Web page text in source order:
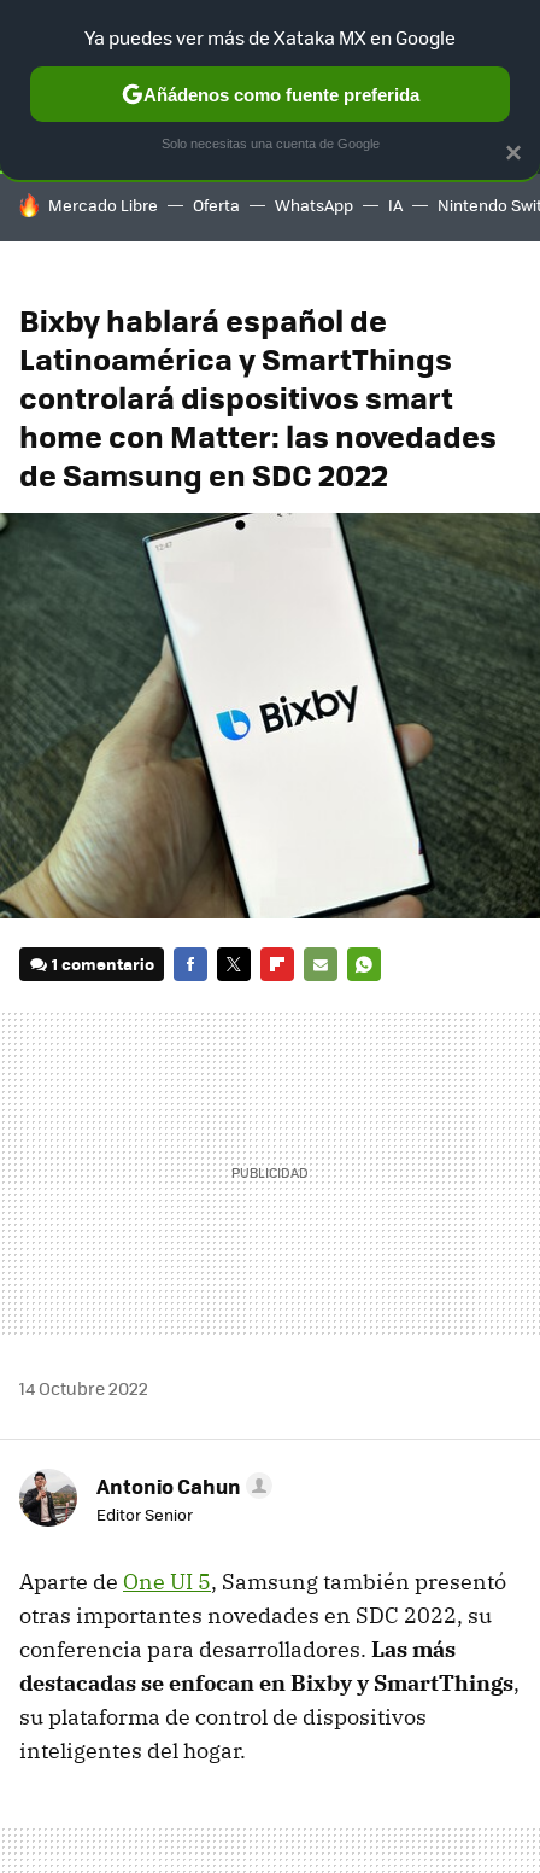
SELECCIÓN GAMING HOME AUTO TERRITORIO
HOY SE HABLA DE
Mercado Libre Oferta WhatsApp IA Nintendo
Bixby hablará español de
Latinoamérica y SmartThings
controlará dispositivos smart
home con Matter: las novedades
de Samsung en SDC 2022
1 comentario
MAIL
14 Octubre 2022
Antonio Cahun
Editor Senior
Aparte de One UI 5, Samsung también presentó
otras importantes novedades en SDC 2022, su
conferencia para desarrolladores. Las más
destacadas se enfocan en Bixby y SmartThings,
su plataforma de control de dispositivos
inteligentes del hogar.
×
Ya puedes ver más de Xataka MX en Google
Añádenos como fuente preferida
Solo necesitas una cuenta de Google